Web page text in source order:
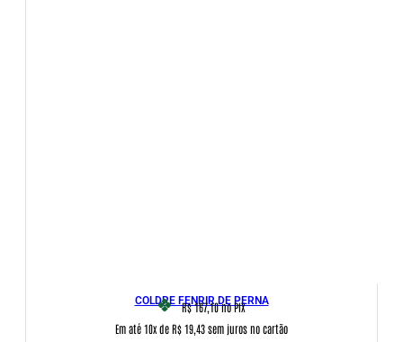
COLDRE FENRIR DE PERNA
R$ 167,10no PIX
Em até 10x de R$ 19,43 sem juros no cartão